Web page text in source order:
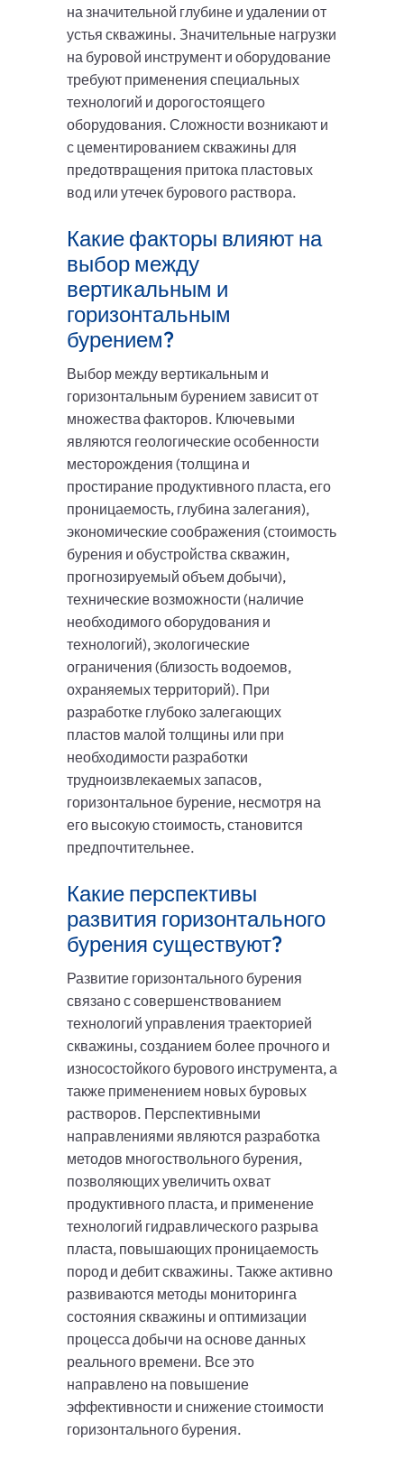
на значительной глубине и удалении от
устья скважины. Значительные нагрузки
на буровой инструмент и оборудование
требуют применения специальных
технологий и дорогостоящего
оборудования. Сложности возникают и
с цементированием скважины для
предотвращения притока пластовых
вод или утечек бурового раствора.
Какие факторы влияют на
выбор между
вертикальным и
горизонтальным
бурением?
Выбор между вертикальным и
горизонтальным бурением зависит от
множества факторов. Ключевыми
являются геологические особенности
месторождения (толщина и
простирание продуктивного пласта, его
проницаемость, глубина залегания),
экономические соображения (стоимость
бурения и обустройства скважин,
прогнозируемый объем добычи),
технические возможности (наличие
необходимого оборудования и
технологий), экологические
ограничения (близость водоемов,
охраняемых территорий). При
разработке глубоко залегающих
пластов малой толщины или при
необходимости разработки
трудноизвлекаемых запасов,
горизонтальное бурение, несмотря на
его высокую стоимость, становится
предпочтительнее.
Какие перспективы
развития горизонтального
бурения существуют?
Развитие горизонтального бурения
связано с совершенствованием
технологий управления траекторией
скважины, созданием более прочного и
износостойкого бурового инструмента, а
также применением новых буровых
растворов. Перспективными
направлениями являются разработка
методов многоствольного бурения,
позволяющих увеличить охват
продуктивного пласта, и применение
технологий гидравлического разрыва
пласта, повышающих проницаемость
пород и дебит скважины. Также активно
развиваются методы мониторинга
состояния скважины и оптимизации
процесса добычи на основе данных
реального времени. Все это
направлено на повышение
эффективности и снижение стоимости
горизонтального бурения.